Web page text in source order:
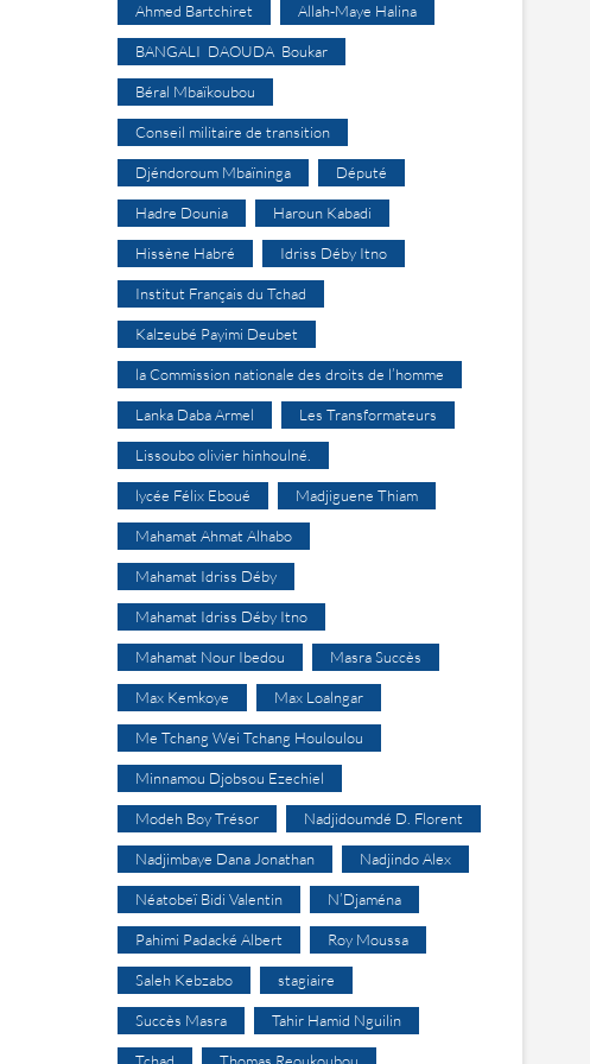
Ahmed Bartchiret Allah-Maye Halina
BANGALI DAOUDA Boukar
Béral Mbaïkoubou
Conseil militaire de transition
Djéndoroum Mbaïninga Député
Hadre Dounia Haroun Kabadi
Hissène Habré Idriss Déby Itno
Institut Français du Tchad
Kalzeubé Payimi Deubet
la Commission nationale des droits de l’homme
Lanka Daba Armel Les Transformateurs
Lissoubo olivier hinhoulné.
lycée Félix Eboué Madjiguene Thiam
Mahamat Ahmat Alhabo
Mahamat Idriss Déby
Mahamat Idriss Déby Itno
Mahamat Nour Ibedou Masra Succès
Max Kemkoye Max Loalngar
Me Tchang Wei Tchang Houloulou
Minnamou Djobsou Ezechiel
Modeh Boy Trésor Nadjidoumdé D. Florent
Nadjimbaye Dana Jonathan Nadjindo Alex
Néatobeï Bidi Valentin N’Djaména
Pahimi Padacké Albert Roy Moussa
Saleh Kebzabo stagiaire
Succès Masra Tahir Hamid Nguilin